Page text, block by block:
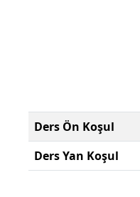
Ders Ön Koşul
Ders Yan Koşul